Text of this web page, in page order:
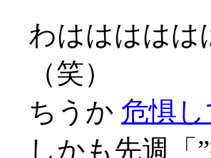
わははははは
（笑）
ちうか 危惧
しかも先週「